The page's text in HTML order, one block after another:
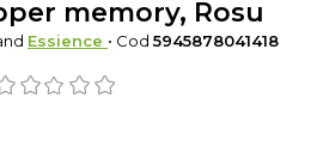
memory, Rosu
Essience • Cod5945878041418